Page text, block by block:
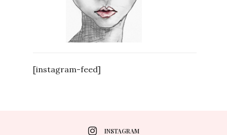
[instagram-feed]
INSTAGRAM